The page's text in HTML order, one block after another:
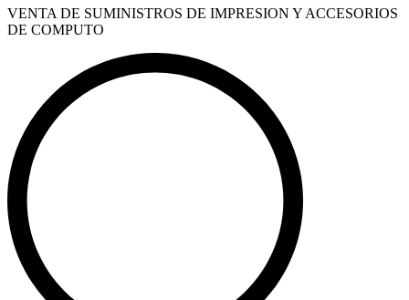
VENTA DE SUMINISTROS DE IMPRESION Y ACCESORIOS
DE COMPUTO